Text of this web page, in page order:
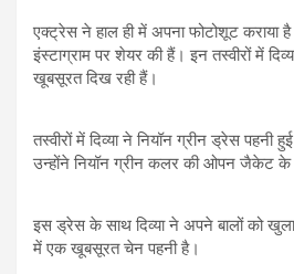
एक्ट्रेस ने हाल ही में अपना फोटोशूट कराया
इंस्टाग्राम पर शेयर की हैं। इन तस्वीरों में
खूबसूरत दिख रही हैं।
तस्वीरों में दिव्या ने नियॉन ग्रीन ड्रेस पहनी
उन्होंने नियॉन ग्रीन कलर की ओपन जैकेट के
इस ड्रेस के साथ दिव्या ने अपने बालों को
में एक खूबसूरत चेन पहनी है।